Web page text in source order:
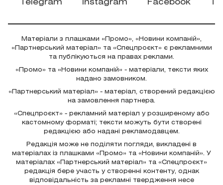
Матеріали з плашками «Промо», «Новини компаній»,
«Партнерський матеріал» та «Спецпроєкт» є рекламними
та публікуються на правах реклами.
«Промо» та «Новини компаній» - матеріали, тексти яких
надано замовником.
«Партнерський матеріал» - матеріал, створений редакцією
на замовлення партнера.
«Спецпроєкт» - рекламний матеріал у розширеному або
кастомному форматі; тексти можуть бути створені
редакцією або надані рекламодавцем.
Редакція може не поділяти погляди, викладені в
матеріалах із плашками «Промо» та «Новини компаній». У
матеріалах «Партнерський матеріал» та «Спецпроєкт»
редакція бере участь у створенні контенту, однак
відповідальність за рекламні твердження несе